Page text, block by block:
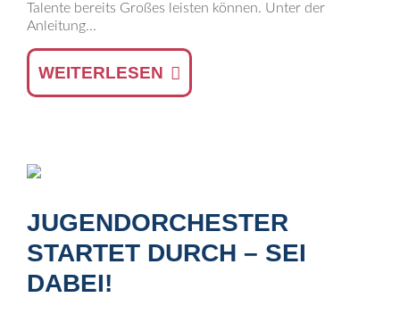
Talente bereits Großes leisten können. Unter der
Anleitung...
WEITERLESEN
JUGENDORCHESTER
STARTET DURCH – SEI
DABEI!